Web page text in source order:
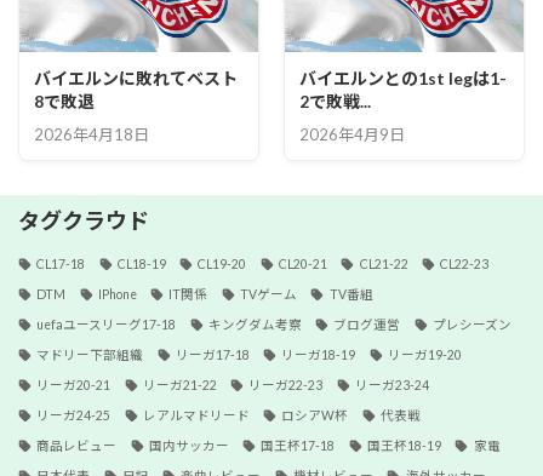
バイエルンに敗れてベスト
8で敗退
2026年4月18日
バイエルンとの1st legは1-
2で敗戦...
2026年4月9日
タグクラウド
CL17-18 CL18-19 CL19-20 CL20-21 CL21-22 CL22-23
DTM IPhone IT関係 TVゲーム TV番組
uefaユースリーグ17-18 キングダム考察 ブログ運営 プレシーズン
マドリー下部組織 リーガ17-18 リーガ18-19 リーガ19-20
リーガ20-21 リーガ21-22 リーガ22-23 リーガ23-24
リーガ24-25 レアルマドリード ロシアW杯 代表戦
商品レビュー 国内サッカー 国王杯17-18 国王杯18-19 家電